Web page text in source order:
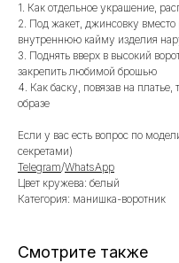
1. Как отдельное украшение,
2. Под жакет, джинсовку
внутреннюю кайму изделия
3. Поднять вверх в высокий
закрепить любимой брошью
4. Как баску, повязав на
образе
Если у вас есть вопрос по
секретами)
Telegram/WhatsApp
Цвет кружева: белый
Категория: манишка-воротник
Смотрите также